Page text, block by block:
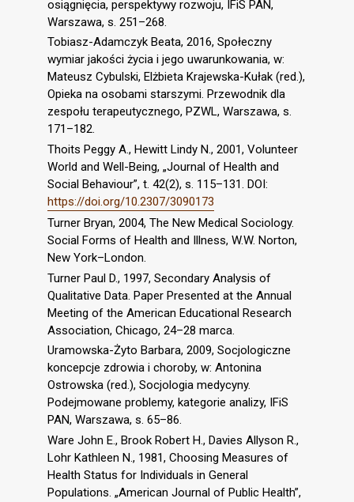
osiągnięcia, perspektywy rozwoju, IFiS PAN,
Warszawa, s. 251–268.
Tobiasz-Adamczyk Beata, 2016, Społeczny
wymiar jakości życia i jego uwarunkowania, w:
Mateusz Cybulski, Elżbieta Krajewska-Kułak (red.),
Opieka na osobami starszymi. Przewodnik dla
zespołu terapeutycznego, PZWL, Warszawa, s.
171–182.
Thoits Peggy A., Hewitt Lindy N., 2001, Volunteer
World and Well-Being, „Journal of Health and
Social Behaviour”, t. 42(2), s. 115–131. DOI:
https://doi.org/10.2307/3090173
Turner Bryan, 2004, The New Medical Sociology.
Social Forms of Health and Illness, W.W. Norton,
New York–London.
Turner Paul D., 1997, Secondary Analysis of
Qualitative Data. Paper Presented at the Annual
Meeting of the American Educational Research
Association, Chicago, 24–28 marca.
Uramowska-Żyto Barbara, 2009, Socjologiczne
koncepcje zdrowia i choroby, w: Antonina
Ostrowska (red.), Socjologia medycyny.
Podejmowane problemy, kategorie analizy, IFiS
PAN, Warszawa, s. 65–86.
Ware John E., Brook Robert H., Davies Allyson R.,
Lohr Kathleen N., 1981, Choosing Measures of
Health Status for Individuals in General
Populations. „American Journal of Public Health”,